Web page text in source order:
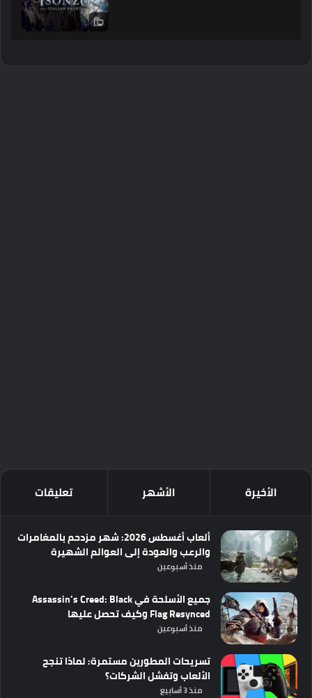
الأخيرة الأشهر تعليقات
ألعاب أغسطس 2026: شهر مزدحم بالمغامرات
والرعب والعودة إلى العوالم الشهيرة
منذ أسبوعين
جميع الأسلحة في Assassin’s Creed: Black
Flag Resynced وكيف تحصل عليها
منذ أسبوعين
تسريحات المطورين مستمرة: لماذا تنجح
الألعاب وتفشل الشركات؟
منذ 3 أسابيع